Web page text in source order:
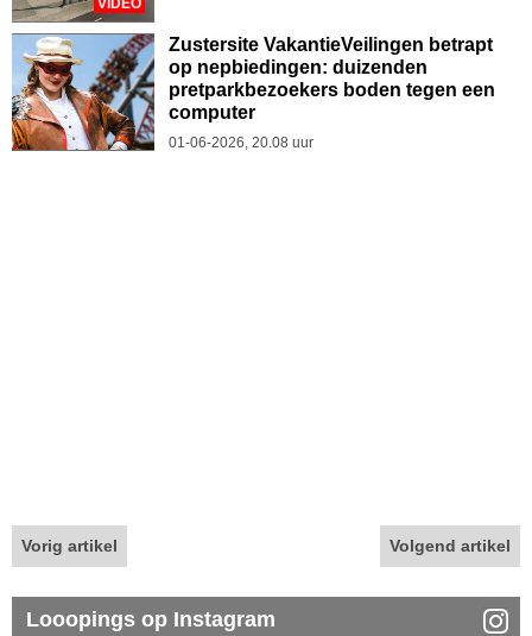
VIDEO
Zustersite VakantieVeilingen betrapt
op nepbiedingen: duizenden
pretparkbezoekers boden tegen een
computer
01-06-2026, 20.08 uur
Vorig artikel Volgend artikel
Looopings op Instagram